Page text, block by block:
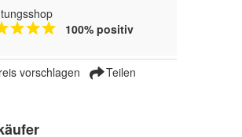
100% positiv
vorschlagen Teilen